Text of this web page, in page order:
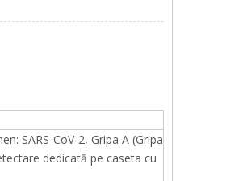
SARS-CoV-2, Gripa A (Gripa
dedicată pe caseta cu